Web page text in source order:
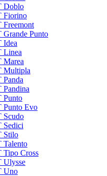
Doblo
Fiorino
Freemont
Grande Punto
Idea
Linea
Marea
Multipla
Panda
Pandina
Punto
Punto Evo
Scudo
Sedici
Stilo
Talento
Tipo Cross
Ulysse
Uno